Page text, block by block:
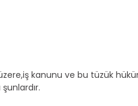
kanunu ve bu tüzük